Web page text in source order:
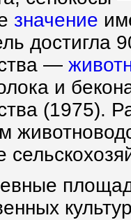
значение
достигла
—
и
(1975).